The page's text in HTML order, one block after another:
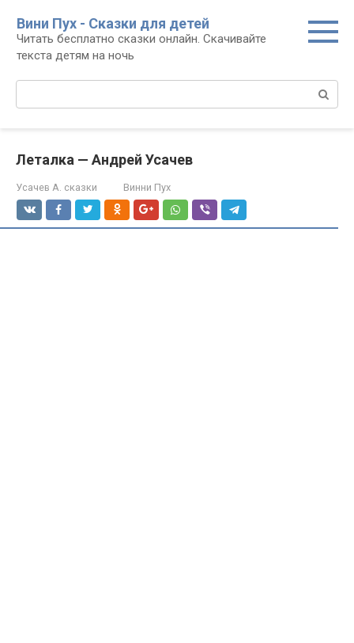
контенту
Вини Пух - Сказки для детей
Читать бесплатно сказки онлайн. Скачивайте
текста детям на ночь
Леталка — Андрей Усачев
Усачев А. сказки Винни Пух